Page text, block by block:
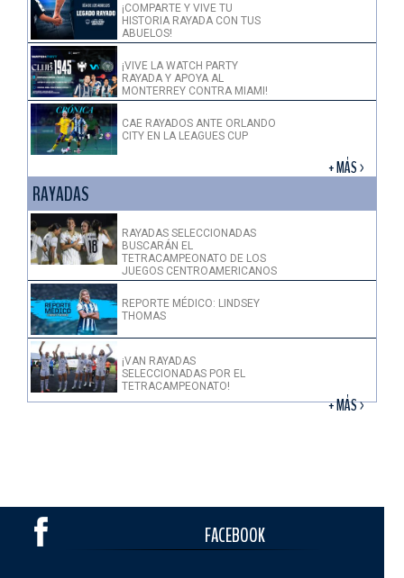
¡COMPARTE Y VIVE TU
HISTORIA RAYADA CON TUS
ABUELOS!
¡VIVE LA WATCH PARTY
RAYADA Y APOYA AL
MONTERREY CONTRA MIAMI!
CAE RAYADOS ANTE ORLANDO
CITY EN LA LEAGUES CUP
+ MÁS >
RAYADAS
RAYADAS SELECCIONADAS
BUSCARÁN EL
TETRACAMPEONATO DE LOS
JUEGOS CENTROAMERICANOS
REPORTE MÉDICO: LINDSEY
THOMAS
¡VAN RAYADAS
SELECCIONADAS POR EL
TETRACAMPEONATO!
+ MÁS >
FACEBOOK